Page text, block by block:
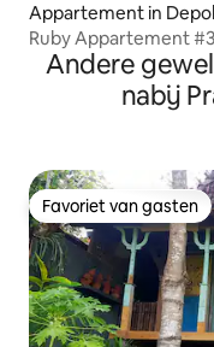
Appartement in
Ruby Appartement
Andere
nabij
Favoriet van gasten
Favoriet van gasten